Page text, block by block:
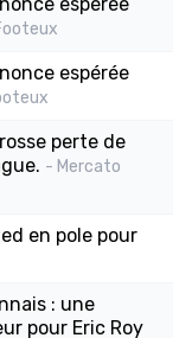
espérée
perte de
- Mercato
en pole pour
: une
pour Eric Roy